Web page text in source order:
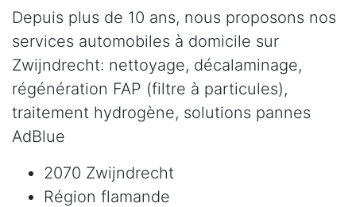
Depuis plus de 10 ans, nous proposons nos
services automobiles à domicile sur
Zwijndrecht: nettoyage, décalaminage,
régénération FAP (filtre à particules),
traitement hydrogène, solutions pannes
AdBlue
2070 Zwijndrecht
Région flamande